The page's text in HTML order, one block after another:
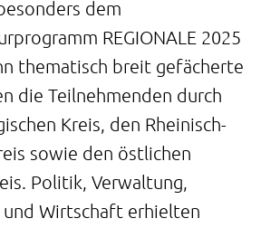
dem
REGIONALE 2025
thematisch breit gefächerte
die Teilnehmenden durch
Kreis, den Rheinisch-
sowie den östlichen
Politik, Verwaltung,
und Wirtschaft erhielten